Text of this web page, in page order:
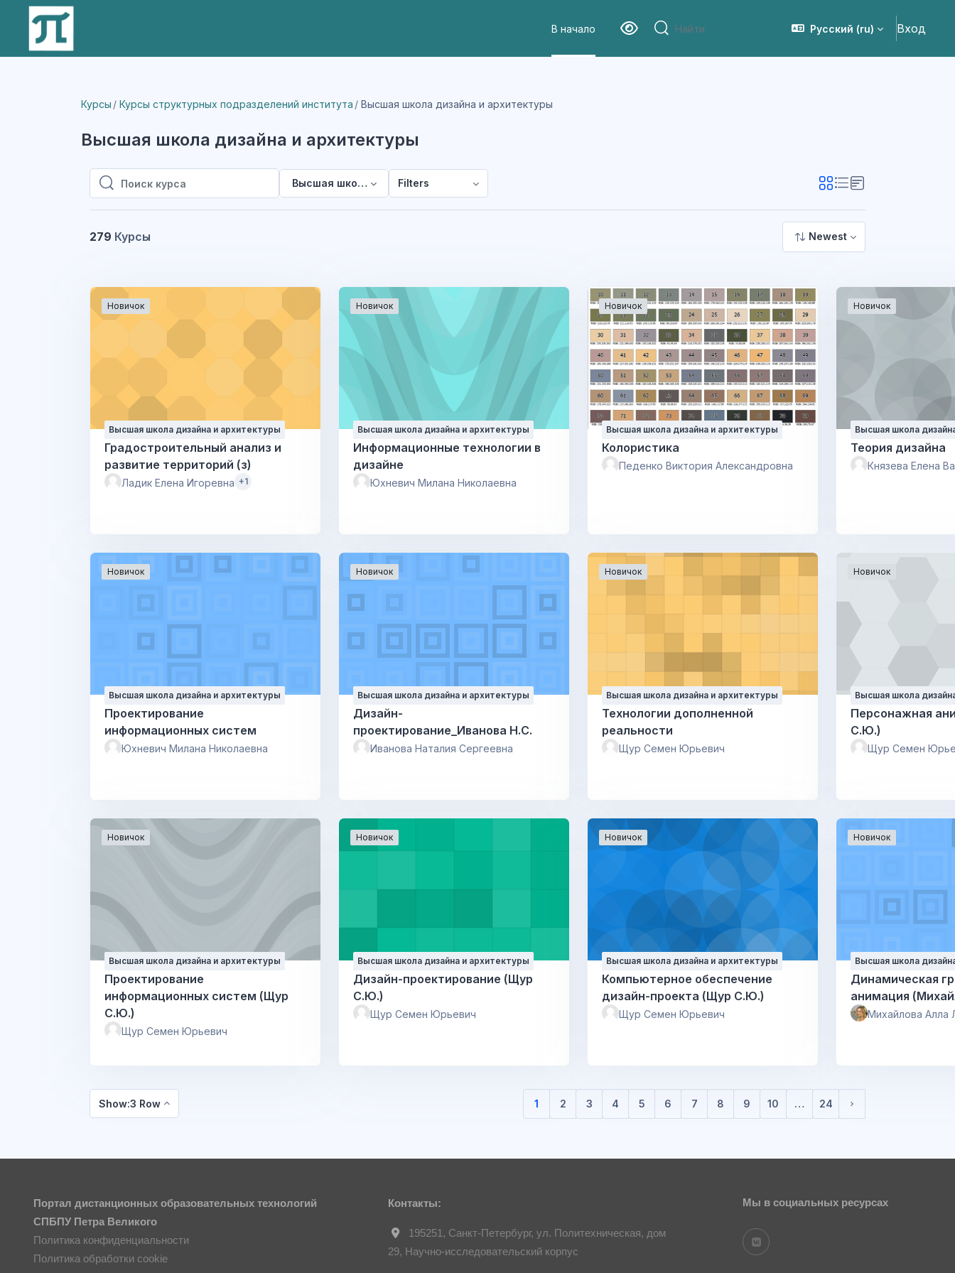
Перейти к основному содержанию
В начало Версия для слабовидящих
Найти
Найти Русский ‎(ru)‎ Вход
Курсы Курсы структурных подразделений института Высшая школа дизайна и архитектуры
Высшая школа дизайна и архитектуры
Поиск курса
Поиск курса
Высшая школа дизайна и архитектуры
Filters
279 Курсы Newest
Новичок
Высшая школа дизайна и архитектуры
Градостроительный анализ и
развитие территорий (з)
Ладик Елена Игоревна +1
Новичок
Высшая школа дизайна и архитектуры
Информационные технологии в
дизайне
Юхневич Милана Николаевна
Новичок
Высшая школа дизайна и архитектуры
Колористика
Педенко Виктория Александровна
Новичок
Высшая школа
Теория дизайна
Князева Елена
Новичок
Высшая школа дизайна и архитектуры
Проектирование
информационных систем
Юхневич Милана Николаевна
Новичок
Высшая школа дизайна и архитектуры
Дизайн-
проектирование_Иванова Н.С.
Иванова Наталия Сергеевна
Новичок
Высшая школа дизайна и архитектуры
Технологии дополненной
реальности
Щур Семен Юрьевич
Новичок
Высшая школа
Персонажная
С.Ю.)
Щур Семен
Новичок
Высшая школа дизайна и архитектуры
Проектирование
информационных систем (Щур
С.Ю.)
Щур Семен Юрьевич
Новичок
Высшая школа дизайна и архитектуры
Дизайн-проектирование (Щур
С.Ю.)
Щур Семен Юрьевич
Новичок
Высшая школа дизайна и архитектуры
Компьютерное обеспечение
дизайн-проекта (Щур С.Ю.)
Щур Семен Юрьевич
Новичок
Высшая школа
Динамическая
анимация
Михайлова Алла
Show:3 Row 1
(текущая)
2 3 4 5 6 7 8 9 10 … 24
Портал дистанционных образовательных технологий
СПБПУ Петра Великого
Политика конфиденциальности
Политика обработки cookie
Контакты:
195251, Санкт-Петербург, ул. Политехническая, дом
29, Научно-исследовательский корпус
Мы в социальных ресурсах